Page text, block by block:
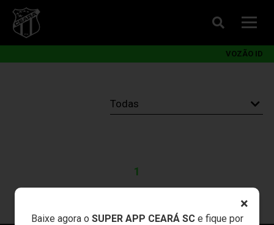
×
Baixe agora o SUPER APP CEARÁ SCe fique por
VOZÃO ID
1